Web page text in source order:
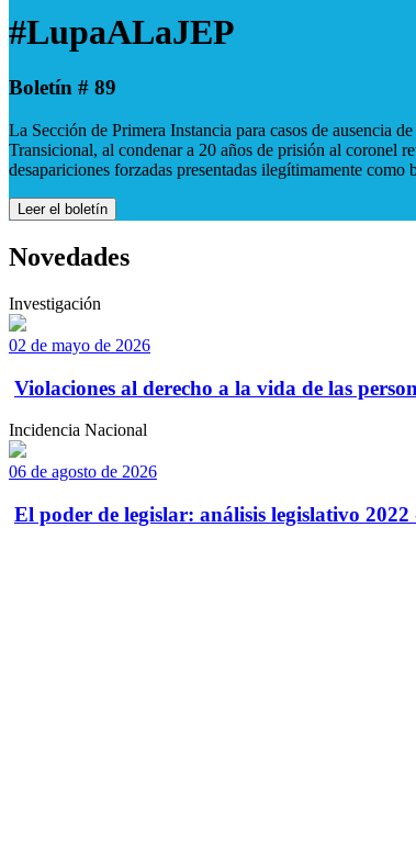
#LupaALaJEP
Boletín # 89
La Sección de Primera Instancia para casos de ausencia
Transicional, al condenar a 20 años de prisión al coronel
desapariciones forzadas presentadas ilegítimamente como
Leer el boletín
Novedades
Investigación
02 de mayo de 2026
Violaciones al derecho a la vida de las
Incidencia Nacional
06 de agosto de 2026
El poder de legislar: análisis legislativo 2022